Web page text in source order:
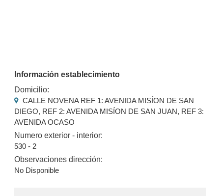
Información establecimiento
Domicilio:
CALLE NOVENA REF 1: AVENIDA MISÍON DE SAN
DIEGO, REF 2: AVENIDA MISÍON DE SAN JUAN, REF 3:
AVENIDA OCASO
Numero exterior - interior:
530 - 2
Observaciones dirección:
No Disponible